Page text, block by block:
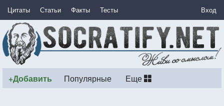
Цитаты Статьи Факты Тесты Вход
+Добавить Популярные Еще